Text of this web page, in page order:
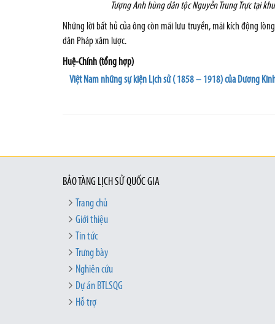
Tượng Anh hùng dân tộc Nguyễn Trung Trực tại
Những lời bất hủ của ông còn mãi lưu truyền, mãi kích động
dân Pháp xâm lược.
Huệ-Chính (tổng hợp)
Việt Nam những sự kiện Lịch sử ( 1858 – 1918) của Dương
BẢO TÀNG LỊCH SỬ QUỐC GIA
Trang chủ
Giới thiệu
Tin tức
Trưng bày
Nghiên cứu
Dự án BTLSQG
Hỗ trợ